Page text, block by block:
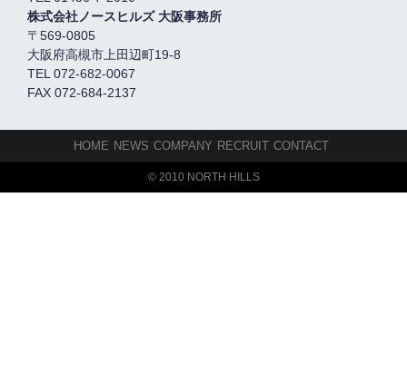
株式会社ノースヒルズ 大阪事務所
〒569-0805
大阪府高槻市上田辺町19-8
TEL 072-682-0067
FAX 072-684-2137
HOME NEWS COMPANY RECRUIT CONTACT
© 2010 NORTH HILLS